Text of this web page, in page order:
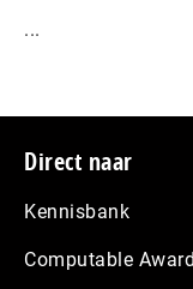
...
Footer
Direct naar
Kennisbank
Computable